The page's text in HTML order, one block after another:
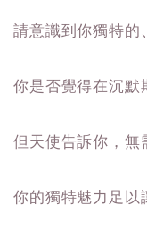
請意識到你獨特的
你是否覺得在沉默
但天使告訴你，無
你的獨特魅力足以